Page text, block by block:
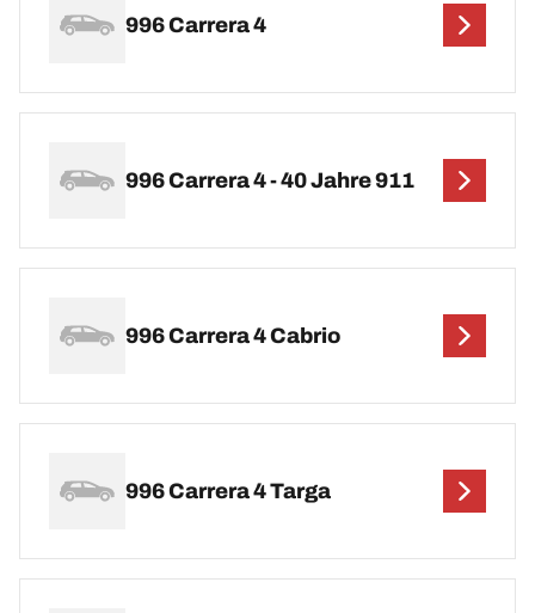
996 Carrera 4
996 Carrera 4 - 40 Jahre 911
996 Carrera 4 Cabrio
996 Carrera 4 Targa